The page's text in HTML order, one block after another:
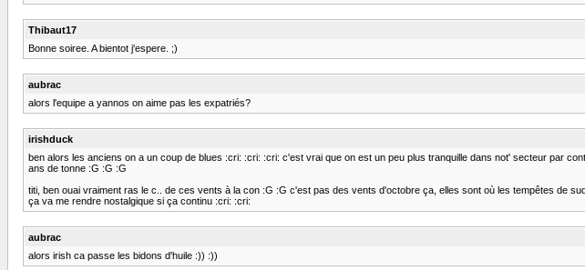
Thibaut17
Bonne soiree. A bientot j'espere. ;)
aubrac
alors l'equipe a yannos on aime pas les expatriés?
irishduck
ben alors les anciens on a un coup de blues :cri: :cri: :cri: c'est vrai que on est un peu plus tranquille dans not' secteur par
ans de tonne :G :G :G
titi, ben ouai vraiment ras le c.. de ces vents à la con :G :G c'est pas des vents d'octobre ça, elles sont où les tempêtes de
ça va me rendre nostalgique si ça continu :cri: :cri:
aubrac
alors irish ca passe les bidons d'huile :)) :))